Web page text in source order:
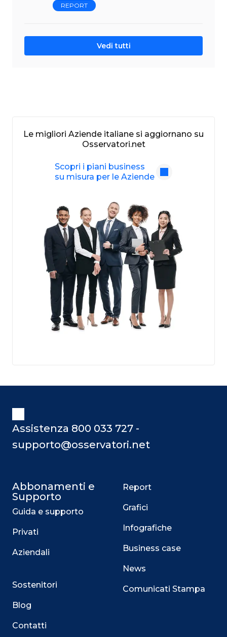
REPORT
Vedi tutti
Le migliori Aziende italiane si aggiornano su
Osservatori.net
Scopri i piani business
su misura per le Aziende
Assistenza 800 033 727 -
supporto@osservatori.net
Abbonamenti e
Supporto
Guida e supporto
Privati
Aziendali
Sostenitori
Blog
Contatti
Report
Grafici
Infografiche
Business case
News
Comunicati Stampa